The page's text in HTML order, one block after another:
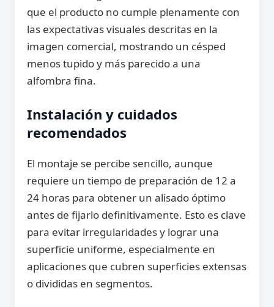
que el producto no cumple plenamente con
las expectativas visuales descritas en la
imagen comercial, mostrando un césped
menos tupido y más parecido a una
alfombra fina.
Instalación y cuidados
recomendados
El montaje se percibe sencillo, aunque
requiere un tiempo de preparación de 12 a
24 horas para obtener un alisado óptimo
antes de fijarlo definitivamente. Esto es clave
para evitar irregularidades y lograr una
superficie uniforme, especialmente en
aplicaciones que cubren superficies extensas
o divididas en segmentos.